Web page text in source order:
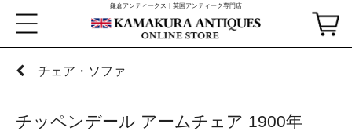
鎌倉アンティークス｜英国アンティーク専門店
チェア・ソファ
チッペンデール アームチェア 1900年